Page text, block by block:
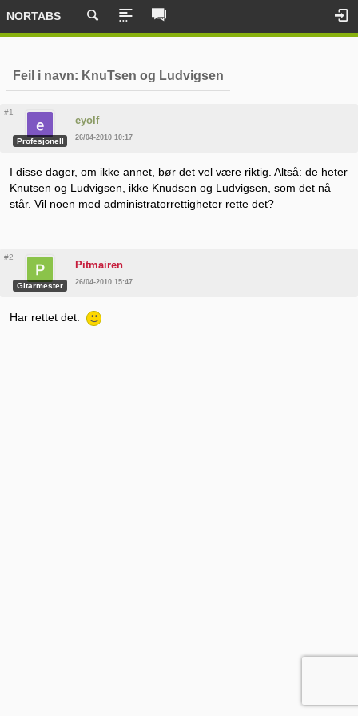
NORTABS
Feil i navn: KnuTsen og Ludvigsen
#1
Profesjonell
eyolf
26/04-2010 10:17
I disse dager, om ikke annet, bør det vel være riktig. Altså: de heter
Knutsen og Ludvigsen, ikke Knudsen og Ludvigsen, som det nå
står. Vil noen med administratorrettigheter rette det?
#2
Gitarmester
Pitmairen
26/04-2010 15:47
Har rettet det.